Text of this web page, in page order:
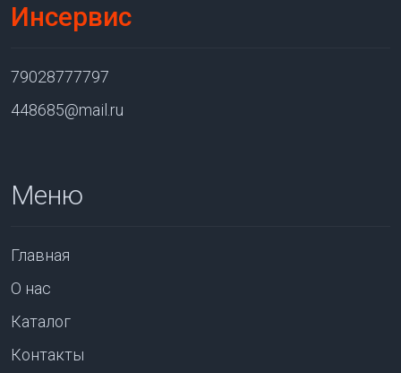
Инсервис
79028777797
448685@mail.ru
Меню
Главная
О нас
Каталог
Контакты